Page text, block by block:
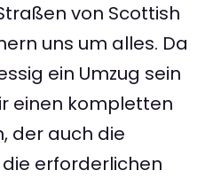
von Scottish
uns um alles. Da
ein Umzug sein
einen kompletten
der auch die
erforderlichen